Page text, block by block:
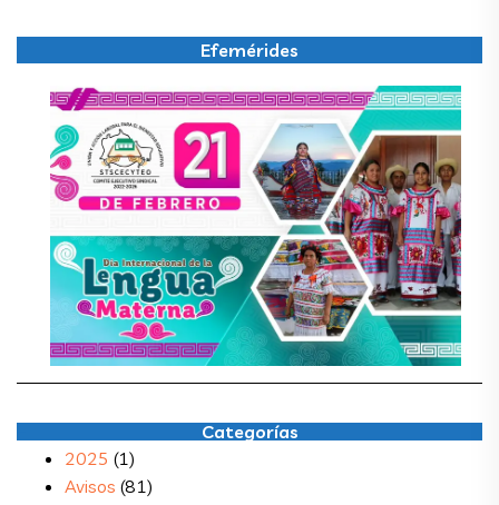
Efemérides
Categorías
Avisos(81)
Convenio
Convocatoria